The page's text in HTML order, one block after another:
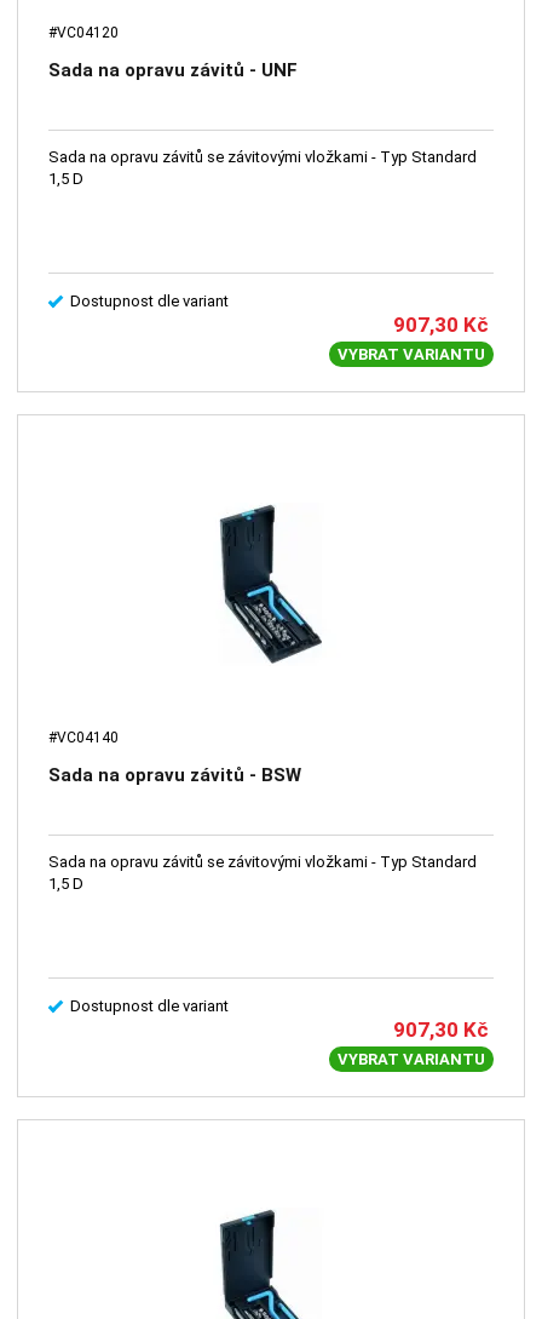
#VC04120
Sada na opravu závitů - UNF
Sada na opravu závitů se závitovými vložkami - Typ Standard
1,5 D
Dostupnost dle variant
907,30 Kč
VYBRAT VARIANTU
#VC04140
Sada na opravu závitů - BSW
Sada na opravu závitů se závitovými vložkami - Typ Standard
1,5 D
Dostupnost dle variant
907,30 Kč
VYBRAT VARIANTU